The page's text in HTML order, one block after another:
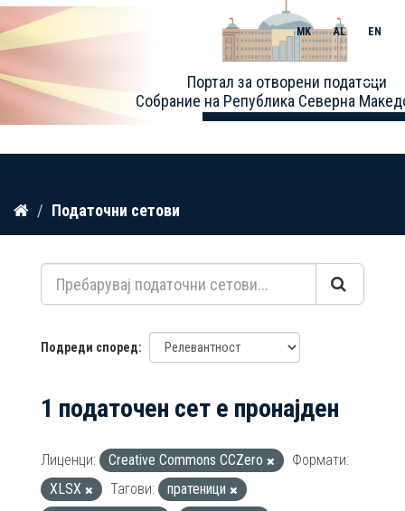
Прескокнете
содржина
Портал за отворени податоци
Собрание на Република Северна
MK AL EN
Toggle
Податочни сетови
Подреди според
1 податочен сет е пронајден
Лиценци: Creative Commons CCZero
Формати:
XLSX
Тагови:
пратеници